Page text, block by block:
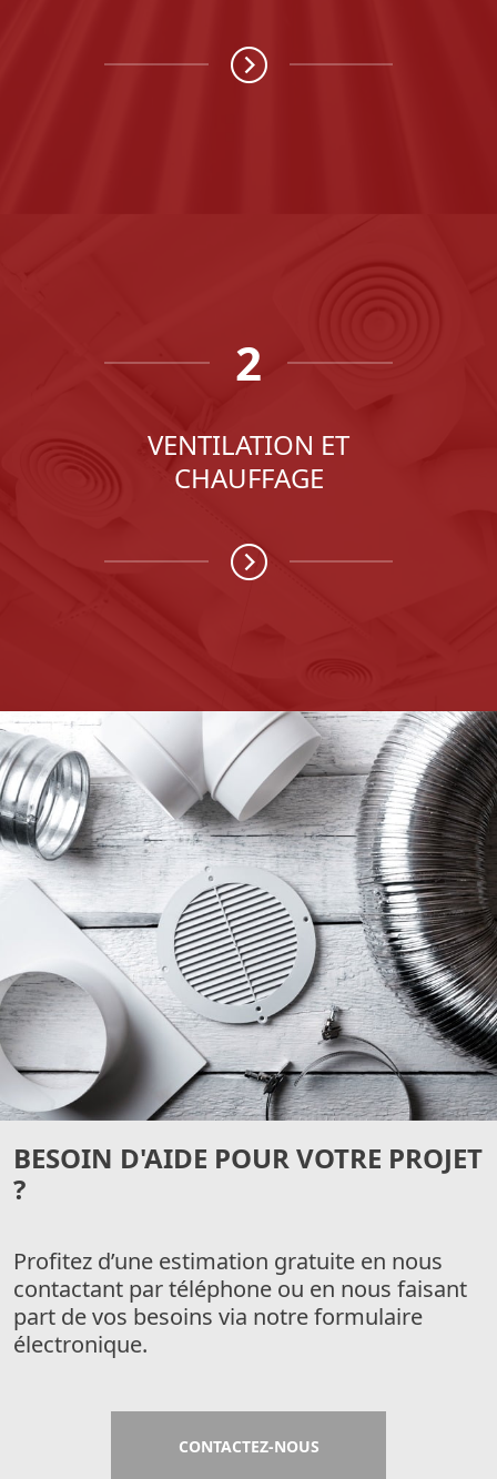
2
VENTILATION ET
CHAUFFAGE
BESOIN D'AIDE POUR VOTRE PROJET
?
Profitez d’une estimation gratuite en nous
contactant par téléphone ou en nous faisant
part de vos besoins via notre formulaire
électronique.
CONTACTEZ-NOUS